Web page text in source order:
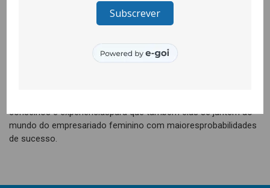
apoio às novas empresárias, o que foi aceite de bom grado
Oque é de realçar nestas duas iniciativas da CooLabora é o
facto de nestestempos de escassez de emprego se criarem
conselhos e experiênciaspara que também elas se juntem ao
mundo do empresariado feminino com maioresprobabilidades
de sucesso.